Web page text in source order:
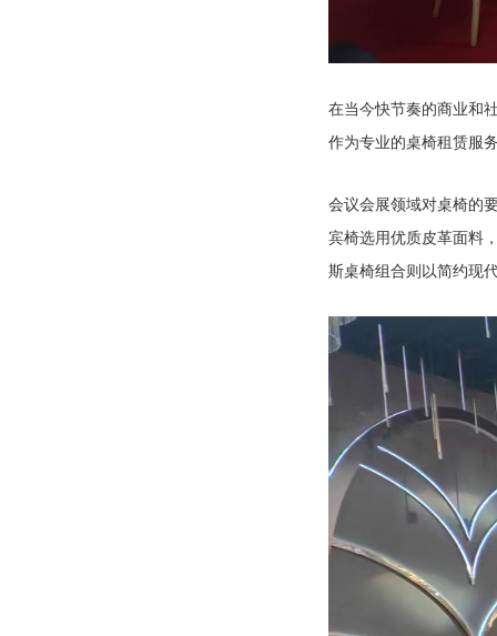
在当今快节奏的商业和
作为专业的桌椅租赁服
会议会展领域对桌椅的
宾椅选用优质皮革面料
斯桌椅组合则以简约现